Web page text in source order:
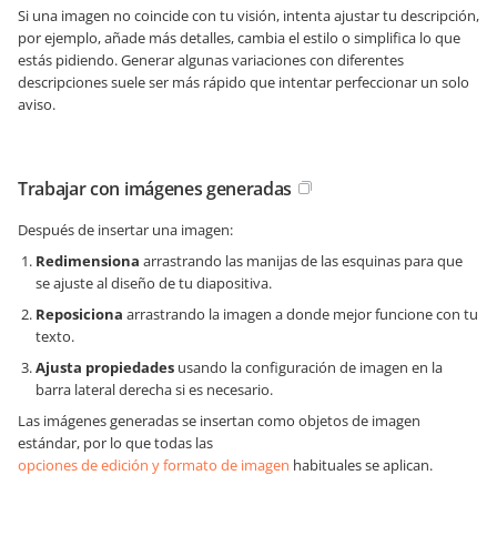
Si una imagen no coincide con tu visión, intenta ajustar tu descripción,
por ejemplo, añade más detalles, cambia el estilo o simplifica lo que
estás pidiendo. Generar algunas variaciones con diferentes
descripciones suele ser más rápido que intentar perfeccionar un solo
aviso.
Trabajar con imágenes generadas
Después de insertar una imagen:
Redimensiona arrastrando las manijas de las esquinas para que
se ajuste al diseño de tu diapositiva.
Reposiciona arrastrando la imagen a donde mejor funcione con tu
texto.
Ajusta propiedades usando la configuración de imagen en la
barra lateral derecha si es necesario.
Las imágenes generadas se insertan como objetos de imagen
estándar, por lo que todas las
opciones de edición y formato de imagen habituales se aplican.